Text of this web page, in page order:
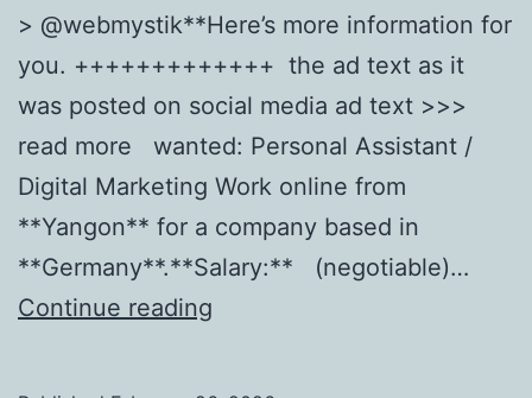
> @webmystik**Here’s more information for
you. +++++++++++++ the ad text as it
was posted on social media ad text >>>
read more wanted: Personal Assistant /
Digital Marketing Work online from
**Yangon** for a company based in
**Germany**.**Salary:** (negotiable)…
Continue reading